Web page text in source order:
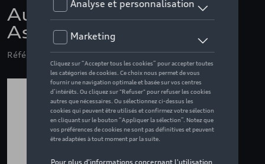
Audi Q6 e-tron, bleu
Ascari, 1:18
Référence: ZZQ5012326651